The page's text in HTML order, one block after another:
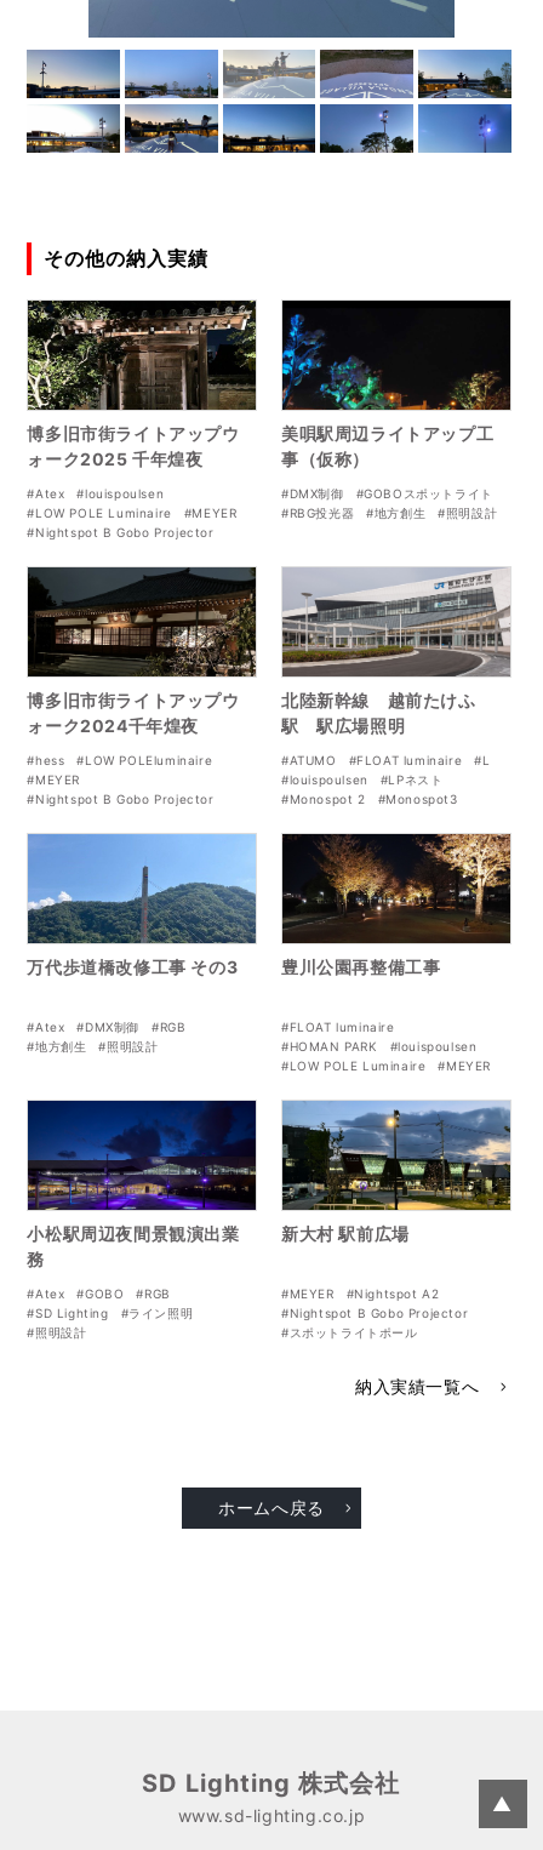
その他の納入実績
博多旧市街ライトアップウ
ォーク2025 千年煌夜
#Atex
#louispoulsen
#LOW POLE Luminaire
#MEYER
#Nightspot B Gobo Projector
#博多ライトアップ
美唄駅周辺ライトアップ工
事（仮称）
#DMX制御
#GOBOスポットライト
#RBG投光器
#地方創生 #照明設計
博多旧市街ライトアップウ
ォーク2024千年煌夜
#hess
#LOW POLEluminaire
#MEYER
#Nightspot B Gobo Projector
北陸新幹線 越前たけふ
駅 駅広場照明
#ATUMO #FLOAT luminaire
#L
#louispoulsen
#LPネスト
#Monospot 2
#Monospot3
万代歩道橋改修工事 その3
#Atex #DMX制御
#RGB
#地方創生
#照明設計
豊川公園再整備工事
#FLOAT luminaire
#HOMAN PARK
#louispoulsen
#LOW POLE Luminaire
#MEYER
#Nightspot B Gobo Projector
小松駅周辺夜間景観演出業
務
#Atex #GOBO
#RGB
#SD Lighting
#ライン照明
#照明設計
新大村 駅前広場
#MEYER
#Nightspot A2
#Nightspot B Gobo Projector
#スポットライトポール
納入実績一覧へ
ホームへ戻る
SD Lighting 株式会社
www.sd-lighting.co.jp ▲